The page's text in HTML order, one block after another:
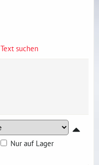
Text suchen
Nur auf Lager